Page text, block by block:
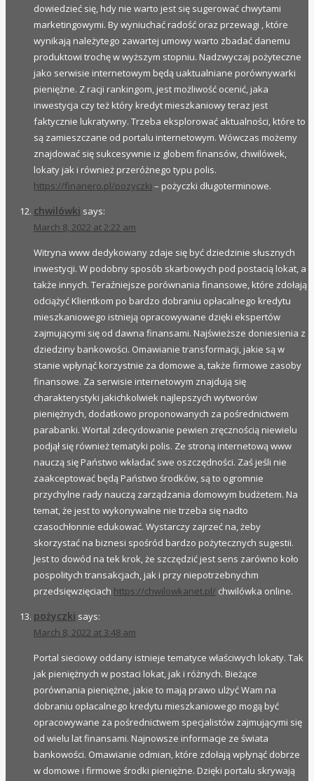
dowiedzieć się, hdy nie warto jest się sugerować chwytami
marketingowymi. By wyniuchać radość oraz przewagi , które
wynikają należytego zawartej umowy warto zbadać danemu
produktowi trochę w wyższym stopniu. Nadzwyczaj pożyteczne
jako serwisie internetowym będą uaktualniane porównywarki
pieniężne. Z racji rankingom, jest możliwość ocenić, jaka
inwestycja czy też który kredyt mieszkaniowy teraz jest
faktycznie lukratywny. Trzeba eksplorować aktualności, które to
są zamieszczane od portalu internetowym. Wówczas możemy
znajdować się sukcesywnie iz globem finansów, chwilówek,
lokaty jak i również przeróżnego typu polis.
https://finanero.pl/pozyczki – pożyczki długoterminowe.
chwilówki says:
March 8, 2022 at 2:22 am
Witryna www dedykowany zdaje się być dziedzinie słusznych
inwestycji. W podobny sposób skarbowych pod postacią lokat, a
także innych. Teraźniejsze porównania finansowe, które zdołają
odciążyć Klientkom po bardzo dobraniu opłacalnego kredytu
mieszkaniowego istnieją opracowywane dzięki ekspertów
zajmującymi się od dawna finansami. Najświeższe doniesienia z
dziedziny bankowości. Omawianie transformacji, jakie są w
stanie wpłynąć korzystnie za domowe a, także firmowe zasoby
finansowe. Za serwisie internetowym znajdują się
charakterystyki jakichkolwiek najlepszych wytworów
pieniężnych, dodatkowo proponowanych za pośrednictwem
parabanki. Wortal zdecydowanie pewien zręcznością niewielu
podjął się również tematyki polis. Ze stroną internetową www
nauczą się Państwo wkładać swe oszczędności. Zaś jeśli nie
zaakceptować będą Państwo środków, są to ogromnie
przychylne rady nauczą zarządzania domowym budżetem. Na
temat, że jest to wykonywalne nie trzeba się nadto
czasochłonnie edukować. Wystarczy zajrzeć na, żeby
skorzystać na biznesi spośród bardzo pożytecznych sugestii.
Jest to dowód na tek krok, że szczędzić jest sens zarówno koło
pospolitych transakcjach, jak i przy niepotrzebnychm
przedsięwzięciach https://chwilowkanet.pl/ chwilówka online.
pożyczki says:
March 8, 2022 at 3:48 am
Portal sieciowy oddany istnieje tematyce właściwych lokaty. Tak
jak pieniężnych w postaci lokat, jak i różnych. Bieżące
porównania pieniężne, jakie to mają prawo ulżyć Wam na
dobraniu opłacalnego kredytu mieszkaniowego mogą być
opracowywane za pośrednictwem specjalistów zajmującymi się
od wielu lat finansami. Najnowsze informacje ze świata
bankowości. Omawianie odmian, które zdołają wpłynąć dobrze
w domowe i firmowe środki pieniężne. Dzięki portalu skrywają